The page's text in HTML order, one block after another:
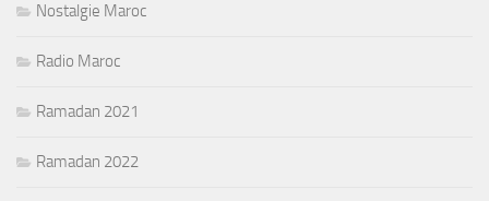
Nostalgie Maroc
Radio Maroc
Ramadan 2021
Ramadan 2022